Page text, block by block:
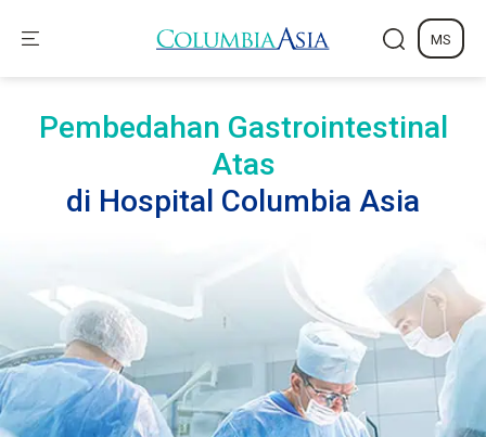
MS
Pembedahan Gastrointestinal
Atas
di Hospital Columbia Asia